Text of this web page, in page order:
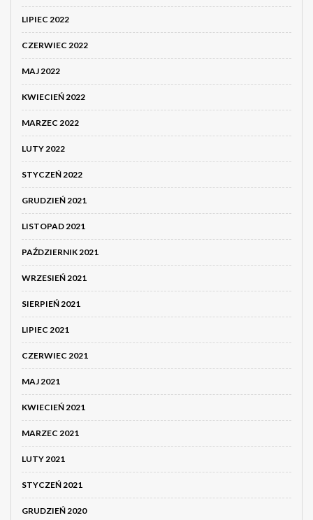
LIPIEC 2022
CZERWIEC 2022
MAJ 2022
KWIECIEŃ 2022
MARZEC 2022
LUTY 2022
STYCZEŃ 2022
GRUDZIEŃ 2021
LISTOPAD 2021
PAŹDZIERNIK 2021
WRZESIEŃ 2021
SIERPIEŃ 2021
LIPIEC 2021
CZERWIEC 2021
MAJ 2021
KWIECIEŃ 2021
MARZEC 2021
LUTY 2021
STYCZEŃ 2021
GRUDZIEŃ 2020